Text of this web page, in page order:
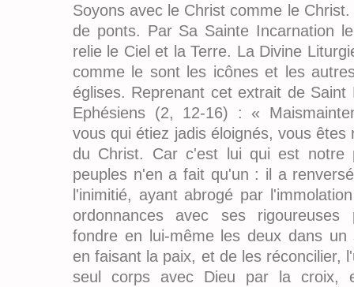
Soyons avec le Christ comme le
de ponts. Par Sa Sainte Incarnation
relie le Ciel et la Terre. La Divine
comme le sont les icônes et les
églises. Reprenant cet extrait de
Ephésiens (2, 12-16) : «
vous qui étiez jadis éloignés, vous êtes
du Christ. Car c'est lui qui est notre
peuples n'en a fait qu'un : il a
l'inimitié, ayant abrogé par
ordonnances avec ses rigoureuses
fondre en lui-même les deux dans un
en faisant la paix, et de les réconcilier,
seul corps avec Dieu par la croix,